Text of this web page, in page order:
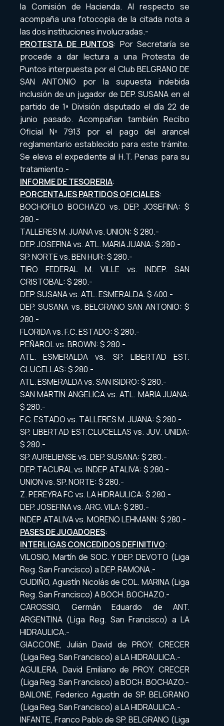
la Comisión de Hacienda. Al respecto se
acompaña una fotocopia de la citada nota a
las dos instituciones involucradas.-
PROTESTA DE PUNTOS: Por Secretaría se
procede a dar lectura a una Protesta de
Puntos interpuesta por el Club BELGRANO DE
SAN ANTONIO por la supuesta indebida
inclusión de un jugador de DEP. SUSANA en el
partido de 1ª División disputado el día 22 de
junio pasado. Acompañan también Recibo
Oficial Nº 7913 por el pago del arancel
reglamentario establecido para este trámite.
Se eleva el expediente al H.T. Penas para su
tratamiento.-
INFORME DE TESORERIA:
PORCENTAJES PARTIDOS OFICIALES:
BOCHOFILO BOCHAZO vs. DEP. JOSEFINA: $
280.-
TALLERES M. JUANA vs. UNION: $ 280.-
DEP. JOSEFINA vs. ATL. MARIA JUANA: $ 280.-
SP. NORTE vs. BEN HUR: $ 280.-
TIRO FEDERAL M. VILLE vs. INDEP. SAN
CRISTOBAL: $ 280.-
DEP. SUSANA vs. ATL. ESMERALDA. $ 400.-
DEP. SUSANA vs. BELGRANO SAN ANTONIO: $
280.-
FLORIDA vs. F.C. ESTADO: $ 280.-
PEÑAROL vs. BROWN: $ 280.-
ATL. ESMERALDA vs. SP. LIBERTAD EST.
CLUCELLAS: $ 280.-
ATL. ESMERALDA vs. SAN ISIDRO: $ 280.-
SAN MARTIN ANGELICA vs. ATL. MARIA JUANA:
$ 280.-
F.C. ESTADO vs. TALLERES M. JUANA: $ 280.-
SP. LIBERTAD EST.CLUCELLAS vs. JUV. UNIDA:
$ 280.-
SP. AURELIENSE vs. DEP. SUSANA: $ 280.-
DEP. TACURAL vs. INDEP. ATALIVA: $ 280.-
UNION vs. SP. NORTE: $ 280.-
Z. PEREYRA FC vs. LA HIDRAULICA: $ 280.-
DEP. JOSEFINA vs. ARG. VILA: $ 280.-
INDEP. ATALIVA vs. MORENO LEHMANN: $ 280.-
PASES DE JUGADORES:
INTERLIGAS CONCEDIDOS DEFINITIVO:
VILOSIO, Martín de SOC. Y DEP. DEVOTO (Liga
Reg. San Francisco) a DEP. RAMONA.-
GUDIÑO, Agustín Nicolás de COL. MARINA (Liga
Reg. San Francisco) A BOCH. BOCHAZO.-
CAROSSIO, Germán Eduardo de ANT.
ARGENTINA (Liga Reg. San Francisco) a LA
HIDRAULICA.-
GIACCONE, Julián David de PROY. CRECER
(Liga Reg. San Francisco) a LA HIDRAULICA.-
AGUILERA, David Emiliano de PROY. CRECER
(Liga Reg. San Francisco) a BOCH. BOCHAZO.-
BAILONE, Federico Agustín de SP. BELGRANO
(Liga Reg. San Francisco) a LA HIDRAULICA.-
INFANTE, Franco Pablo de SP. BELGRANO (Liga